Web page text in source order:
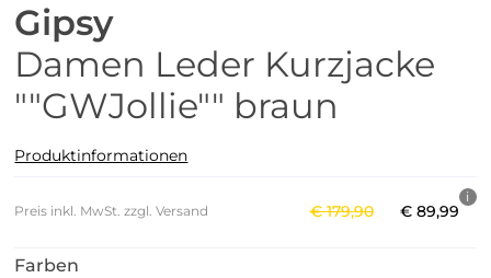
Gipsy
Damen Leder Kurzjacke
""GWJollie"" braun
Produktinformationen
Preis inkl. MwSt. zzgl. Versand €179,90 € 89,99
Farben